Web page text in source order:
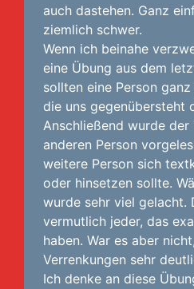
auch dastehen. Ganz
ziemlich schwer.
Wenn ich beinahe
eine Übung aus dem
sollten eine Person
die uns gegenübersteht
Anschließend wurde der
anderen Person
weitere Person sich
oder hinsetzen sollte.
wurde sehr viel gelacht.
vermutlich jeder, das
haben. War es aber
Verrenkungen sehr
Ich denke an diese